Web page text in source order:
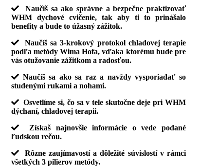
Naučíš sa ako správne a bezpečne praktizovať
WHM dychové cvičenie, tak aby ti to prinášalo
benefity a bude to úžasný zážitok.
Naučíš sa 3-krokový protokol chladovej terapie
podľa metódy Wima Hofa, vďaka ktorému bude pre
vás otužovanie zážitkom a radosťou.
Naučíš sa ako sa raz a navždy vysporiadať so
studenými rukami a nohami.
Osvetlíme si, čo sa v tele skutočne deje pri WHM
dýchaní, chladovej terapii.
Získaš najnovšie informácie o vede podané
ľudskou rečou.
Rôzne zaujímavostí a dôležité súvislostí v rámci
všetkých 3 pilierov metódy.